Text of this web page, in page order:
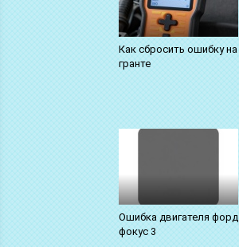
Как сбросить ошибку на
гранте
Ошибка двигателя форд
фокус 3